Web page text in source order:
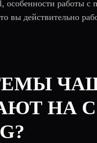
особенности работы с
вы действительно
НА